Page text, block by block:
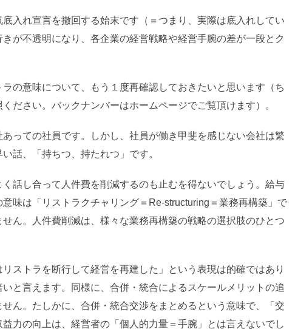
入れ宣言を撤回する始末です（＝つまり、実際は底入れしてい
が不透明になり、各企業の経営戦略や経営手腕の差が一段とク
の意味について、もう１度再確認しておきたいと思います（ち
ださい。バックナンバーはホームページでご覧頂けます）。
っての社員です。しかし、社員が働き甲斐を感じない会社は繁
話、「持ちつ、持たれつ」です。
話し合って人件費を削減するのも止むを得ないでしょう。給与
味は「リストラクチャリング＝Re-structuring＝業務再構築」で
ん。人件費削減は、様々な業務再構築の戦略の選択肢のひとつ
ストラを断行して経営を再建した」という表現は的確ではあり
と言えます。同様に、合併・統合によるスケールメリットの追
ん。たしかに、合併・統合交渉をまとめるという意味で、「交
力の向上は、経営者の「個人的力量＝手腕」とは言えないでし